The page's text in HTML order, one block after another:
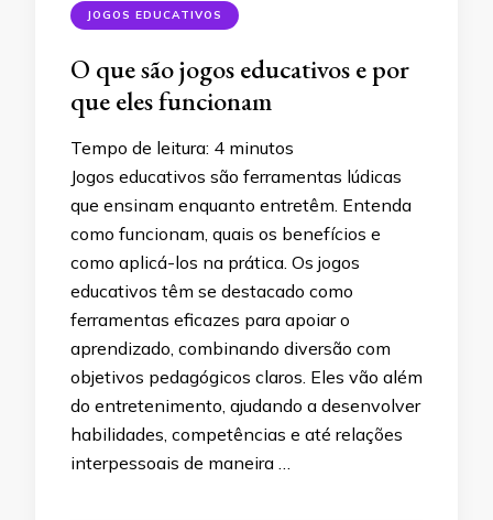
JOGOS EDUCATIVOS
O que são jogos educativos e por
que eles funcionam
Tempo de leitura: 4 minutos
Jogos educativos são ferramentas lúdicas
que ensinam enquanto entretêm. Entenda
como funcionam, quais os benefícios e
como aplicá-los na prática. Os jogos
educativos têm se destacado como
ferramentas eficazes para apoiar o
aprendizado, combinando diversão com
objetivos pedagógicos claros. Eles vão além
do entretenimento, ajudando a desenvolver
habilidades, competências e até relações
interpessoais de maneira …